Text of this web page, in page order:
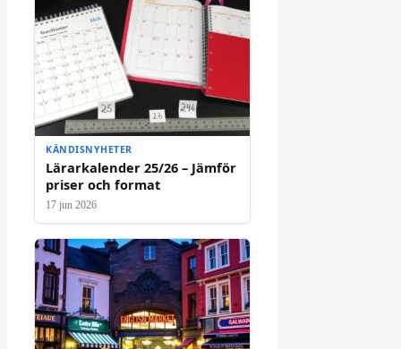
KÄNDISNYHETER
Lärarkalender 25/26 – Jämför
priser och format
17 jun 2026